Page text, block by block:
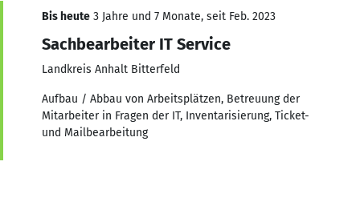
Bis heute 3 Jahre und 7 Monate, seit Feb. 2023
Sachbearbeiter IT Service
Landkreis Anhalt Bitterfeld
Aufbau / Abbau von Arbeitsplätzen, Betreuung der
Mitarbeiter in Fragen der IT, Inventarisierung, Ticket-
und Mailbearbeitung